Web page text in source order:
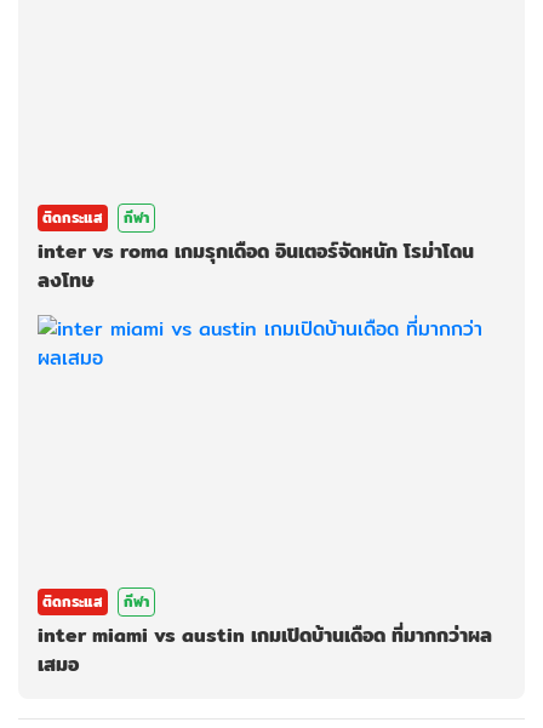
ติดกระแส กีฬา
inter vs roma เกมรุกเดือด อินเตอร์จัดหนัก โรม่าโดน
ลงโทษ
ติดกระแส กีฬา
inter miami vs austin เกมเปิดบ้านเดือด ที่มากกว่าผล
เสมอ